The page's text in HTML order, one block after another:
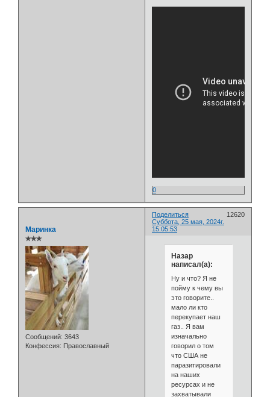
0
Поделиться
12620
Суббота, 25 мая, 2024г.
15:05:53
Маринка
✯✯✯
Сообщений: 3643
Конфессия: Православный
Назар
написал(а):
Ну и что? Я не
пойму к чему вы
это говорите..
мало ли кто
перекупает наш
газ.. Я вам
изначально
говорил о том
что США не
паразитировали
на наших
ресурсах и не
захватывали